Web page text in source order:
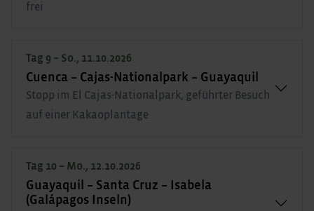
frei
Tag 9 – So., 11.10.2026
Cuenca – Cajas-Nationalpark – Guayaquil
Stopp im El Cajas-Nationalpark, geführter Besuch
auf einer Kakaoplantage
Tag 10 – Mo., 12.10.2026
Guayaquil – Santa Cruz – Isabela
(Galápagos Inseln)